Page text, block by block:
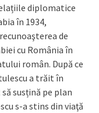
diplomatice
în 1934,
de
cu România în
român. După ce
a trăit în
susțină pe plan
s-a stins din viaţă